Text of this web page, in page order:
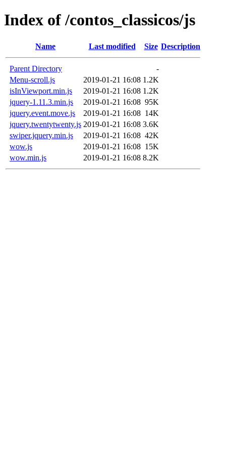
Index of /contos_classicos/js
Name Last modified Size Description
Parent Directory
-
Menu-scroll.js
2019-01-21 16:08 1.2K
isInViewport.min.js
2019-01-21 16:08 1.2K
jquery-1.11.3.min.js
2019-01-21 16:08 95K
jquery.event.move.js
2019-01-21 16:08 14K
jquery.twentytwenty.js 2019-01-21 16:08 3.6K
swiper.jquery.min.js
2019-01-21 16:08 42K
wow.js
2019-01-21 16:08 15K
wow.min.js
2019-01-21 16:08 8.2K